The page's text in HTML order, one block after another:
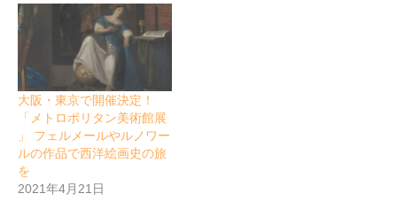
大阪・東京で開催決定！
「メトロポリタン美術館展
」 フェルメールやルノワー
ルの作品で西洋絵画史の旅
を
2021年4月21日